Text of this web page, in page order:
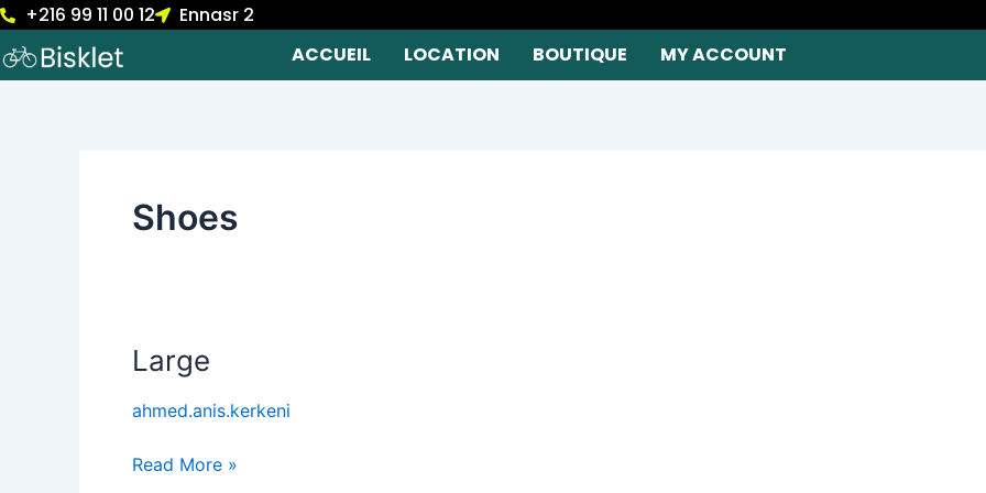
Skip
content
+216 99 11 00 12 Ennasr 2
ACCUEIL LOCATION BOUTIQUE MY ACCOUNT
Shoes
Large
ahmed.anis.kerkeni
Large
Read More »